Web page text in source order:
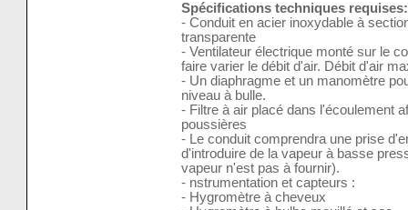
Spécifications techniques requises:
- Conduit en acier inoxydable à
transparente
- Ventilateur électrique monté sur le
faire varier le débit d'air. Débit d'air
- Un diaphragme et un manomètre
niveau à bulle.
- Filtre à air placé dans l'écoulement
poussières
- Le conduit comprendra une prise
d'introduire de la vapeur à basse
vapeur n'est pas à fournir).
- nstrumentation et capteurs :
- Hygromètre à cheveux